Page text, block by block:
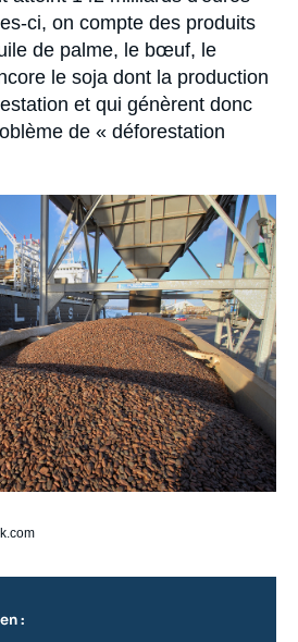
ci, on compte des produits
de palme, le bœuf, le
le soja dont la production
et qui génèrent donc
de « déforestation
: